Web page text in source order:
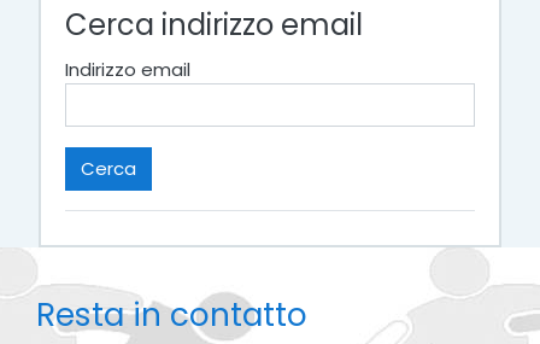
Cerca indirizzo email
Indirizzo email
Resta in contatto